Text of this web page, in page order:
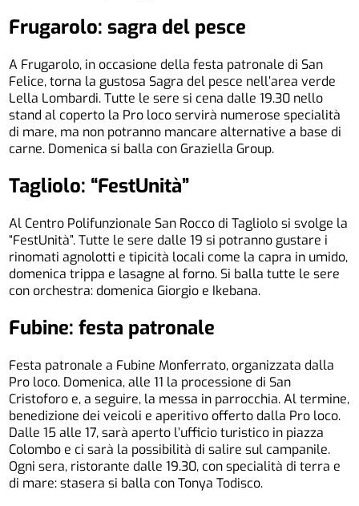
Frugarolo: sagra del pesce
A Frugarolo, in occasione della festa patronale di San
Felice, torna la gustosa Sagra del pesce nell’area verde
Lella Lombardi. Tutte le sere si cena dalle 19.30 nello
stand al coperto la Pro loco servirà numerose specialità
di mare, ma non potranno mancare alternative a base di
carne. Domenica si balla con Graziella Group.
Tagliolo: “FestUnità”
Al Centro Polifunzionale San Rocco di Tagliolo si svolge la
“FestUnità”. Tutte le sere dalle 19 si potranno gustare i
rinomati agnolotti e tipicità locali come la capra in umido,
domenica trippa e lasagne al forno. Si balla tutte le sere
con orchestra: domenica Giorgio e Ikebana.
Fubine: festa patronale
Festa patronale a Fubine Monferrato, organizzata dalla
Pro loco. Domenica, alle 11 la processione di San
Cristoforo e, a seguire, la messa in parrocchia. Al termine,
benedizione dei veicoli e aperitivo offerto dalla Pro loco.
Dalle 15 alle 17, sarà aperto l’ufficio turistico in piazza
Colombo e ci sarà la possibilità di salire sul campanile.
Ogni sera, ristorante dalle 19.30, con specialità di terra e
di mare: stasera si balla con Tonya Todisco.